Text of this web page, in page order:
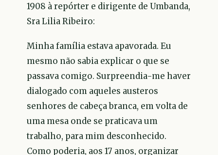
1908 à repórter e dirigente de Umbanda,
Sra Lilia Ribeiro:
Minha família estava apavorada. Eu
mesmo não sabia explicar o que se
passava comigo. Surpreendia-me haver
dialogado com aqueles austeros
senhores de cabeça branca, em volta de
uma mesa onde se praticava um
trabalho, para mim desconhecido.
Como poderia, aos 17 anos, organizar